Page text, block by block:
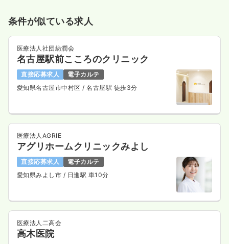
条件が似ている求人
医療法人社団紡潤会
名古屋駅前こころのクリニック
直接応募求人
電子カルテ
愛知県名古屋市中村区/ 名古屋駅 徒歩3分
医療法人AGRIE
アグリホームクリニックみよし
直接応募求人
電子カルテ
愛知県みよし市 / 日進駅 車10分
医療法人二高会
高木医院